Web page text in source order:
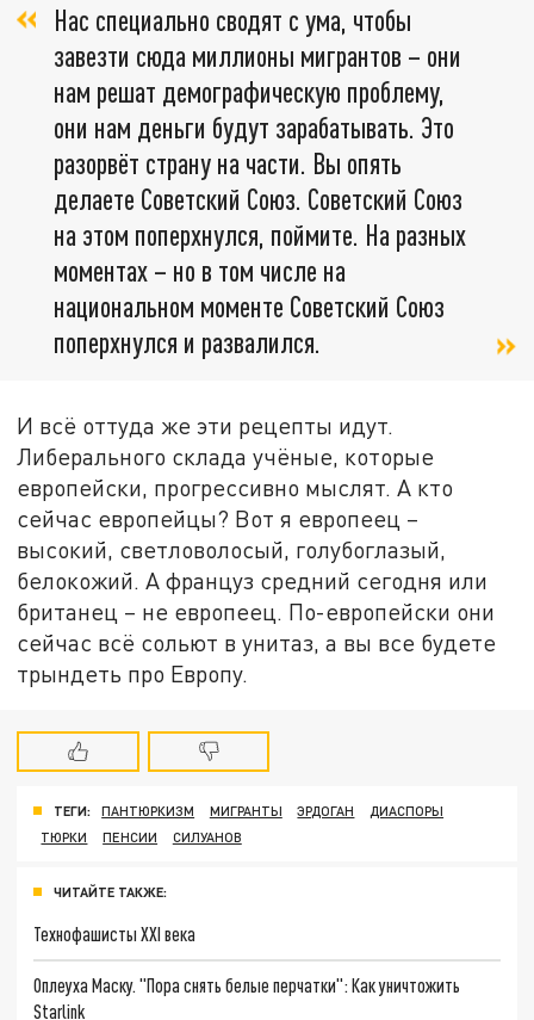
Нас специально сводят с ума, чтобы
завезти сюда миллионы мигрантов – они
нам решат демографическую проблему,
они нам деньги будут зарабатывать. Это
разорвёт страну на части. Вы опять
делаете Советский Союз. Советский Союз
на этом поперхнулся, поймите. На разных
моментах – но в том числе на
национальном моменте Советский Союз
поперхнулся и развалился.
И всё оттуда же эти рецепты идут.
Либерального склада учёные, которые
европейски, прогрессивно мыслят. А кто
сейчас европейцы? Вот я европеец –
высокий, светловолосый, голубоглазый,
белокожий. А француз средний сегодня или
британец – не европеец. По-европейски они
сейчас всё сольют в унитаз, а вы все будете
трындеть про Европу.
ТЕГИ: ПАНТЮРКИЗМ МИГРАНТЫ ЭРДОГАН
ДИАСПОРЫ
ТЮРКИ
ПЕНСИИ СИЛУАНОВ
ЧИТАЙТЕ ТАКЖЕ:
Технофашисты XXI века
Оплеуха Маску. "Пора снять белые перчатки": Как уничтожить
Starlink